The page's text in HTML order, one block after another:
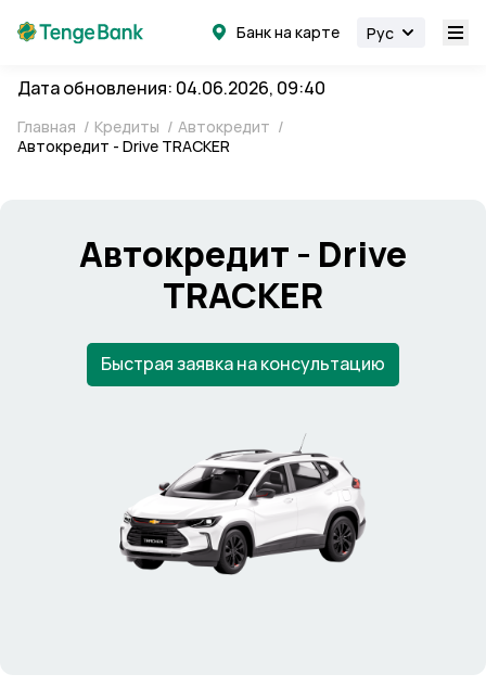
Банк на карте Рус
Дата обновления: 04.06.2026, 09:40
Главная / Кредиты / Автокредит /
Автокредит - Drive TRACKER
Автокредит - Drive
TRACKER
Быстрая заявка на консультацию